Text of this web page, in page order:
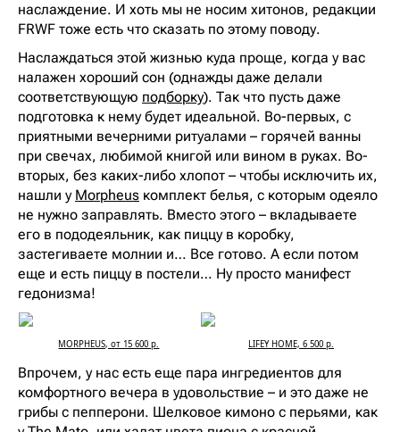
наслаждение. И хоть мы не носим хитонов, редакции
FRWF тоже есть что сказать по этому поводу.
Наслаждаться этой жизнью куда проще, когда у вас
налажен хороший сон (однажды даже делали
соответствующую подборку). Так что пусть даже
подготовка к нему будет идеальной. Во-первых, с
приятными вечерними ритуалами – горячей ванны
при свечах, любимой книгой или вином в руках. Во-
вторых, без каких-либо хлопот – чтобы исключить их,
нашли у Morpheus комплект белья, с которым одеяло
не нужно заправлять. Вместо этого – вкладываете
его в пододеяльник, как пиццу в коробку,
застегиваете молнии и… Все готово. А если потом
еще и есть пиццу в постели… Ну просто манифест
гедонизма!
MORPHEUS, от 15 600 р. LIFEY HOME, 6 500 р.
Впрочем, у нас есть еще пара ингредиентов для
комфортного вечера в удовольствие – и это даже не
грибы с пепперони. Шелковое кимоно с перьями, как